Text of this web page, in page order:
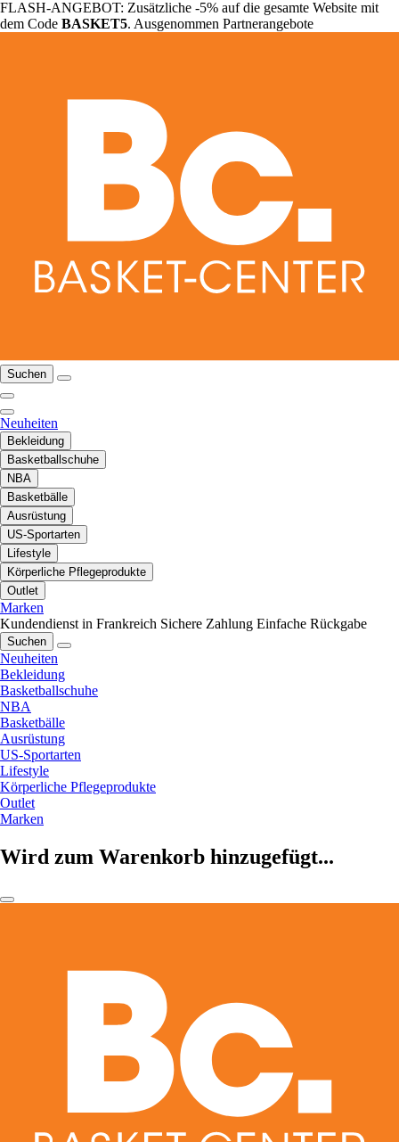
FLASH-ANGEBOT: Zusätzliche -5% auf die gesamte Website mit
dem Code BASKET5. Ausgenommen Partnerangebote
Suchen
Neuheiten
Bekleidung
Basketballschuhe
NBA
Basketbälle
Ausrüstung
US-Sportarten
Lifestyle
Körperliche Pflegeprodukte
Outlet
Marken
Kundendienst in Frankreich Sichere Zahlung Einfache Rückgabe
Suchen
Neuheiten
Bekleidung
Basketballschuhe
NBA
Basketbälle
Ausrüstung
US-Sportarten
Lifestyle
Körperliche Pflegeprodukte
Outlet
Marken
Wird zum Warenkorb hinzugefügt...